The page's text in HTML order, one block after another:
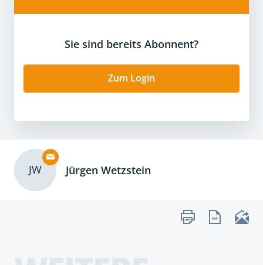
Sie sind bereits Abonnent?
Zum Login
JW Jürgen Wetzstein